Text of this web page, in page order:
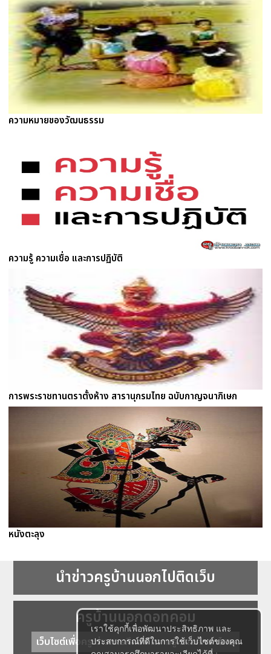
เราใช้คุกกี้เพื่อพัฒนาประสิทธิภาพ และ
ประสบการณ์ที่ดีในการใช้เว็บไซต์ของคุณ
ความหมายของวัฒนธรรม
ความรู้ ความเชื่อ และการปฏิบัติ
การพระราชทานตราตั้งห้าง สารานุกรมไทย ฉบับกาญจนาภิเษก
หนังตะลุง
นำข่าวครูบ้านนอกไปติดเว็บ
ครูบ้านนอกดอทคอม
เว็บไซต์เพื่อครู ข่าวการศึกษา ความรู้ การศึกษาไทย